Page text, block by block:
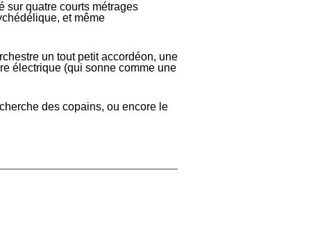
sur quatre courts métrages
et même
un tout petit accordéon, une
électrique (qui sonne comme une
des copains, ou encore le